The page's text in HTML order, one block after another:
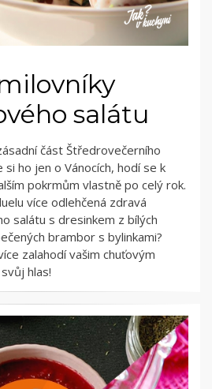
salátu
část Štředrovečerního
ho jen o Vánocích, hodí se k
pokrmům vlastně po celý rok.
více odlehčená zdravá
salátu s dresinkem z bílých
brambor s bylinkami?
zalahodí vašim chuťovým
hlas!